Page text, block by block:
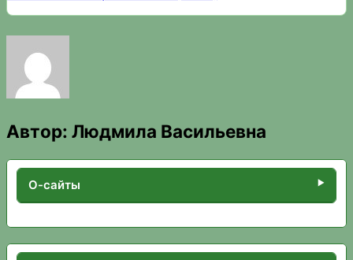
Автор: Людмила Васильевна
О-сайты